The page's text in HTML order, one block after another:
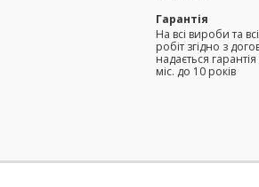
Гарантія
На всі вироби та
робіт згідно з
надається гарантія
міс. до 10 років